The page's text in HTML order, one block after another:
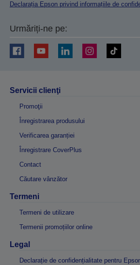
Declarația Epson privind informațiile de
Urmăriți-ne pe:
Servicii clienţi
Promoţii
Înregistrarea produsului
Verificarea garanției
Înregistrare CoverPlus
Contact
Căutare vânzător
Termeni
Termeni de utilizare
Termenii promoțiilor online
Legal
Declarație de confidențialitate pentru